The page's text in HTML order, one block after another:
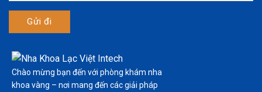
Chào mừng bạn đến với phòng khám nha
khoa vàng – nơi mang đến các giải pháp